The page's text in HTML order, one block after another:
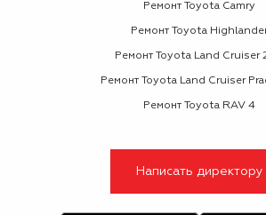
Ремонт Toyota Camry
Ремонт Toyota
Ремонт Toyota Land Cruiser
Ремонт Toyota Land Cruiser
Ремонт Toyota RAV 4
Написать директору